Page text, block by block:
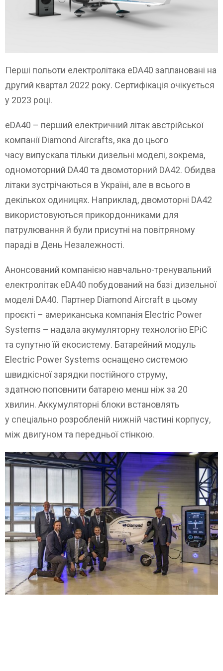
Перші польоти електролітака eDA40 заплановані на
другий квартал 2022 року. Сертифікація очікується
у 2023 році.
eDA40 – перший електричний літак австрійської
компанії Diamond Aircrafts, яка до цього
часу випускала тільки дизельні моделі, зокрема,
одномоторний DA40 та двомоторний DA42. Обидва
літаки зустрічаються в Україні, але в всього в
декількох одиницях. Наприклад, двомоторні DA42
використовуються прикордонниками для
патрулювання й були присутні на повітряному
параді в День Незалежності.
Анонсований компанією навчально-тренувальний
електролітак eDA40 побудований на базі дизельної
моделі DA40. Партнер Diamond Aircraft в цьому
проєкті – американська компанія Electric Power
Systems – надала акумуляторну технологію EPiC
та супутню їй екосистему. Батарейний модуль
Electric Power Systems оснащено системою
швидкісної зарядки постійного струму,
здатною поповнити батарею менш ніж за 20
хвилин. Аккумуляторні блоки встановлять
у спеціально розробленій нижній частині корпусу,
між двигуном та передньої стінкою.